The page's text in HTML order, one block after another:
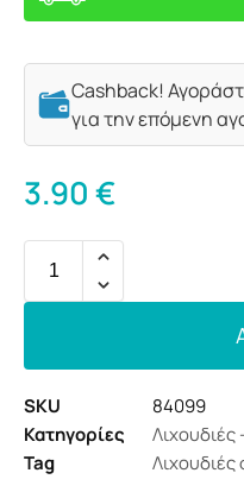
Cashback!
για την επόμενη
3.90€
SKU
84099
Κατηγορίες
Λιχουδιές
Tag
Λιχουδιές